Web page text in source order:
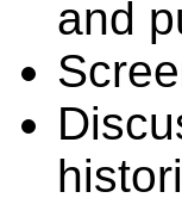
and